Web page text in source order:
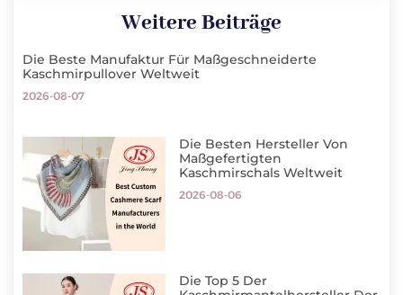
Weitere Beiträge
Die Beste Manufaktur Für Maßgeschneiderte
Kaschmirpullover Weltweit
2026-08-07
Die Besten Hersteller Von
Maßgefertigten
Kaschmirschals Weltweit
2026-08-06
Die Top 5 Der